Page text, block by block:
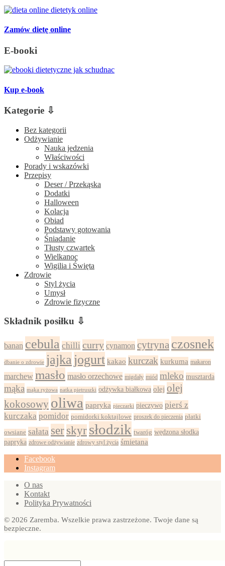
Zamów dietę online
E-booki
Kup e-book
Kategorie ⇩
Bez kategorii
Odżywianie
Nauka jedzenia
Właściwości
Porady i wskazówki
Przepisy
Deser / Przekąska
Dodatki
Halloween
Kolacja
Obiad
Podstawy gotowania
Śniadanie
Tłusty czwartek
Wielkanoc
Wigilia i Święta
Zdrowie
Styl życia
Umysł
Zdrowie fizyczne
Składnik posiłku ⇩
banan cebula chilli curry cynamon cytryna czosnek
dbanie o zdrowie jajka jogurt kakao kurczak kurkuma makaron
marchew masło masło orzechowe migdały miód mleko musztarda
mąka mąka ryżowa natka pietruszki odżywka białkowa olej olej
kokosowy oliwa papryka pieczarki pieczywo pierś z
kurczaka pomidor pomidorki koktajlowe proszek do pieczenia płatki
owsiane sałata ser skyr słodzik twaróg wędzona słodka
papryka zdrowe odżywianie zdrowy styl życia śmietana
Facebook
Instagram
O nas
Kontakt
Polityka Prywatności
© 2026 Zaremba. Wszelkie prawa zastrzeżone. Twoje dane są
bezpieczne.